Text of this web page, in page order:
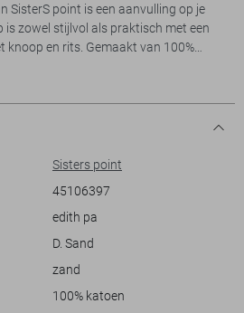
SisterS point is een aanvulling op je
zowel stijlvol als praktisch met een
knoop en rits. Gemaakt van 100%
ademend en comfortabel draaggevoel,
is met verschillende tops en
ervaar je zowel bewegingsvrijheid
heeft handige steekzakken met
naar het strand gaat of een
is een veelzijdige keuze voor elke
met sandalen voor een relaxte look
Sisters point
45106397
edith pa
D. Sand
zand
100% katoen